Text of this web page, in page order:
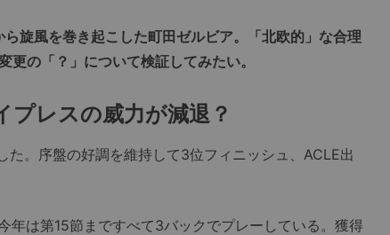
旋風を巻き起こした町田ゼルビア。「北欧的」な合理
の「？」について検証してみたい。
プレスの威力が減退？
。序盤の好調を維持して3位フィニッシュ、ACLE出
は第15節まですべて3バックでプレーしている。獲得